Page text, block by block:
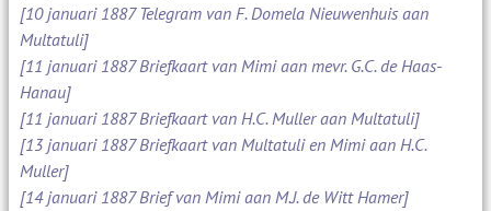
[10 januari 1887 Telegram van F. Domela Nieuwenhuis aan
Multatuli]
[11 januari 1887 Briefkaart van Mimi aan mevr. G.C. de Haas-
Hanau]
[11 januari 1887 Briefkaart van H.C. Muller aan Multatuli]
[13 januari 1887 Briefkaart van Multatuli en Mimi aan H.C.
Muller]
[14 januari 1887 Brief van Mimi aan M.J. de Witt Hamer]